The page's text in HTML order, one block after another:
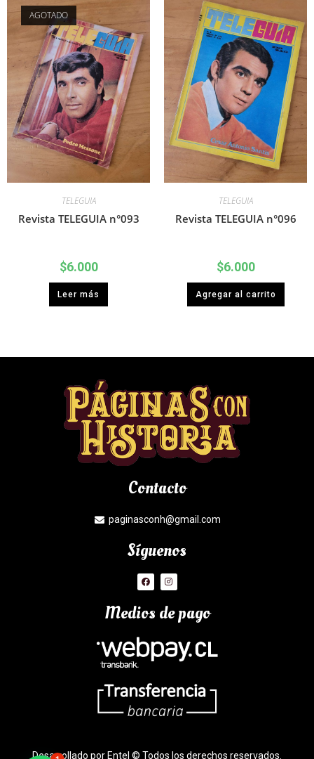
AGOTADO
TELEGUIA
Revista TELEGUIA n°093
$6.000
Leer más
TELEGUIA
Revista TELEGUIA n°096
$6.000
Agregar al carrito
Contacto
paginasconh@gmail.com
Síguenos
Medios de pago
Desarrollado por Entel © Todos los derechos reservados.